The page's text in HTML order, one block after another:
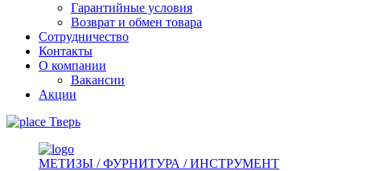
Гарантийные условия
Возврат и обмен товара
Сотрудничество
Контакты
О компании
Вакансии
Акции
Тверь
МЕТИЗЫ / ФУРНИТУРА / ИНСТРУМЕНТ